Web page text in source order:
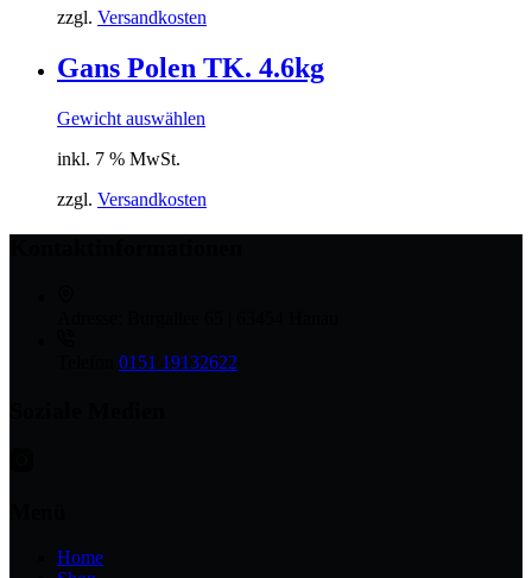
zzgl. Versandkosten
Gans Polen TK. 4.6kg
Gewicht auswählen
inkl. 7 % MwSt.
zzgl. Versandkosten
0151 19132622
Home